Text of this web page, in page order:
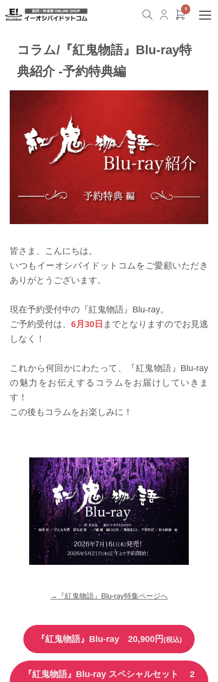
コラム/『紅鬼物語』Blu-ray特
典紹介 -予約特典編
皆さま、こんにちは。
いつもイーオシバイドットコムをご愛顧いただき
ありがとうございます。
現在予約受付中の『紅鬼物語』Blu-ray。
ご予約受付は、 6月30日 までとなりますのでお見逃
しなく！
これから何回かにわたって、『紅鬼物語』Blu-ray
の魅力をお伝えするコラムをお届けしていきま
す！
この後もコラムをお楽しみに！
→『紅鬼物語』Blu-ray特集ページへ
『紅鬼物語』Blu-ray 20,900円 (税込)
『紅鬼物語』Blu-ray スペシャルセット
2